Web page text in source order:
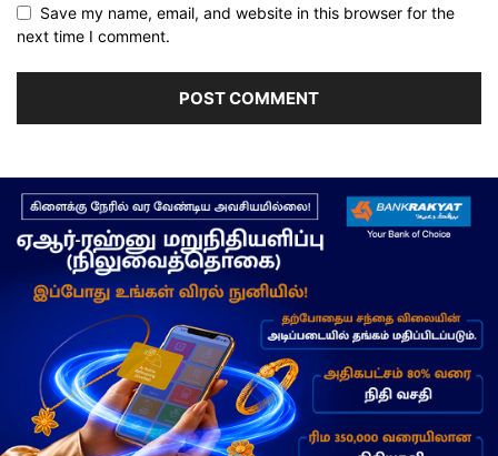
Save my name, email, and website in this browser for the
next time I comment.